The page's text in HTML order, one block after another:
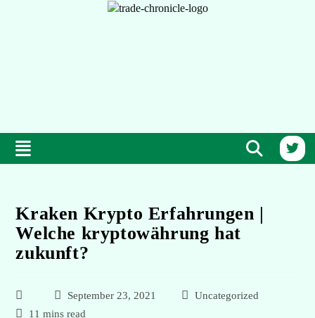
Kraken Krypto Erfahrungen |
Welche kryptowährung hat
zukunft?
September 23, 2021
Uncategorized
11 mins read